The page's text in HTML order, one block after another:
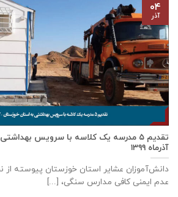
آذر‌ماه ۱۳۹۹
دانش‌آموزان عشایر استان خوزستان پيوسته از
عدم ایمنی کافی مدارس سنگی، [...]
۰۴
آذر